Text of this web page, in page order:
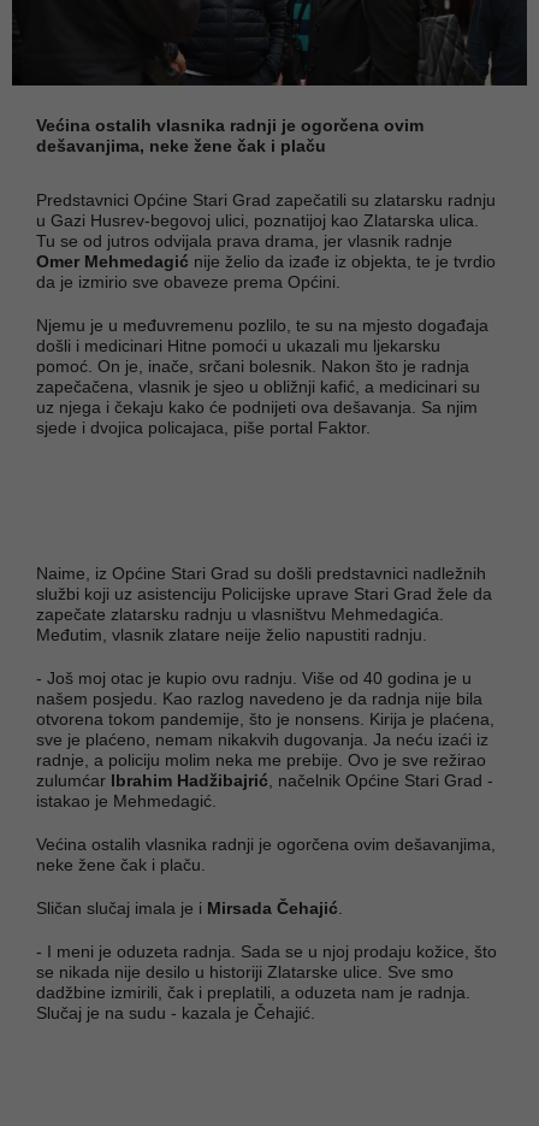
Većina ostalih vlasnika radnji je ogorčena ovim
dešavanjima, neke žene čak i plaču
Predstavnici Općine Stari Grad zapečatili su zlatarsku radnju
u Gazi Husrev-begovoj ulici, poznatijoj kao Zlatarska ulica.
Tu se od jutros odvijala prava drama, jer vlasnik radnje
Omer Mehmedagić nije želio da izađe iz objekta, te je tvrdio
da je izmirio sve obaveze prema Općini.
Njemu je u međuvremenu pozlilo, te su na mjesto događaja
došli i medicinari Hitne pomoći u ukazali mu ljekarsku
pomoć. On je, inače, srčani bolesnik. Nakon što je radnja
zapečačena, vlasnik je sjeo u obližnji kafić, a medicinari su
uz njega i čekaju kako će podnijeti ova dešavanja. Sa njim
sjede i dvojica policajaca, piše portal Faktor.
Naime, iz Općine Stari Grad su došli predstavnici nadležnih
službi koji uz asistenciju Policijske uprave Stari Grad žele da
zapečate zlatarsku radnju u vlasništvu Mehmedagića.
Međutim, vlasnik zlatare neije želio napustiti radnju.
- Još moj otac je kupio ovu radnju. Više od 40 godina je u
našem posjedu. Kao razlog navedeno je da radnja nije bila
otvorena tokom pandemije, što je nonsens. Kirija je plaćena,
sve je plaćeno, nemam nikakvih dugovanja. Ja neću izaći iz
radnje, a policiju molim neka me prebije. Ovo je sve režirao
zulumćar Ibrahim Hadžibajrić , načelnik Općine Stari Grad -
istakao je Mehmedagić.
Većina ostalih vlasnika radnji je ogorčena ovim dešavanjima,
neke žene čak i plaču.
Sličan slučaj imala je i Mirsada Čehajić
- I meni je oduzeta radnja. Sada se u njoj prodaju kožice, što
se nikada nije desilo u historiji Zlatarske ulice. Sve smo
dadžbine izmirili, čak i preplatili, a oduzeta nam je radnja.
Slučaj je na sudu - kazala je Čehajić.